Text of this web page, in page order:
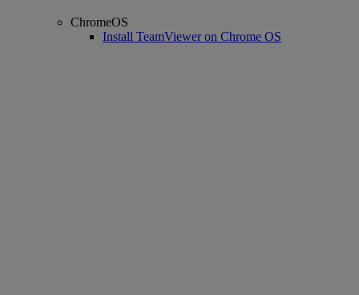
ChromeOS
Install TeamViewer on Chrome OS